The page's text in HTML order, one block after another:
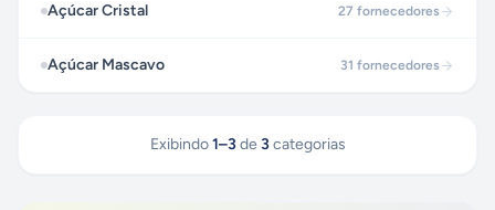
Açúcar Cristal 27 fornecedores
Açúcar Mascavo 31 fornecedores
Exibindo 1–3 de 3 categorias